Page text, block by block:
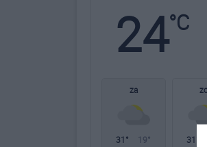
24°C
za
31° 19° 31°